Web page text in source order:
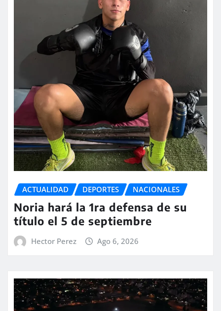
ACTUALIDAD DEPORTES NACIONALES
Noria hará la 1ra defensa de su
título el 5 de septiembre
Hector Perez Ago 6, 2026